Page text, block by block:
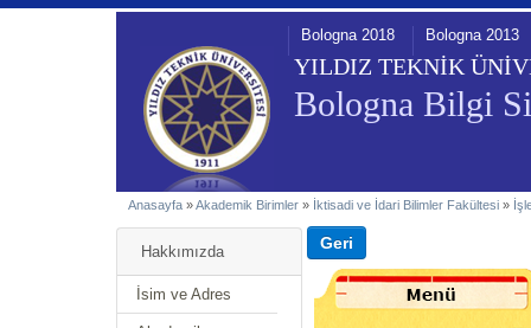
YILDIZ TEKNİK
Bologna Bilgi
Bologna 2018 Bologna 2013
Anasayfa »Akademik Birimler » İktisadi ve İdari Bilimler Fakültesi »
Hakkımızda
İsim ve Adres